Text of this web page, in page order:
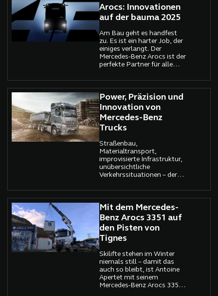
Arocs: Innovationen
auf der bauma 2025
Am Bau geht es handfest
zu. Es ist ein harter Job, der
einiges verlangt. Der
Mercedes-Benz Arocs ist der
perfekte Partner für alle
um den und auf dem Bau:
kräftige Motoren, vielfältige
Antriebskonfigurationen
und ein robustes Fahrwerk
als tragkräftige Basis für
Aufbauten. Das Arocs-
Portfolio bietet jedem
maßgeschneiderte
Transportlösung für seinen
speziellen Einsatz.
Power, Präzision und
Innovation von
Mercedes-Benz
Trucks
Straßenbau,
Materialtransport,
improvisierte Infrastruktur,
unübersichtliche
Verkehrssituationen – der
sich. Hier treffen extreme
Bedingungen auf höchste
Anforderungen: Robustheit,
Zuverlässigkeit, Effizienz
und Sicherheit sind keine
optionalen Features,
sondern absolute
in dieser traditionell von
Diesel dominierten Branche
hält der technologische
Wandel Einzug:
Dekarbonisierung und
Mit dem Mercedes-
Benz Arocs 3351 auf
den Pisten von
Tignes
Skilifte stehen im Winter
niemals still – damit das
auch so bleibt, ist Antoine
Apertet mit seinem
Mercedes-Benz Arocs 3351